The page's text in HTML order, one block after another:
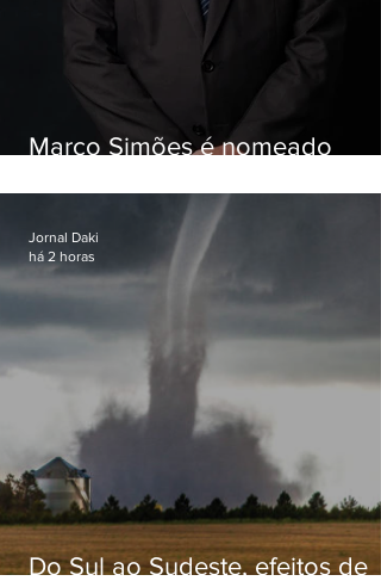
Marco Simões é nomeado
Do Sul ao Sudeste, efeitos de
Jornal Daki
há 2 horas